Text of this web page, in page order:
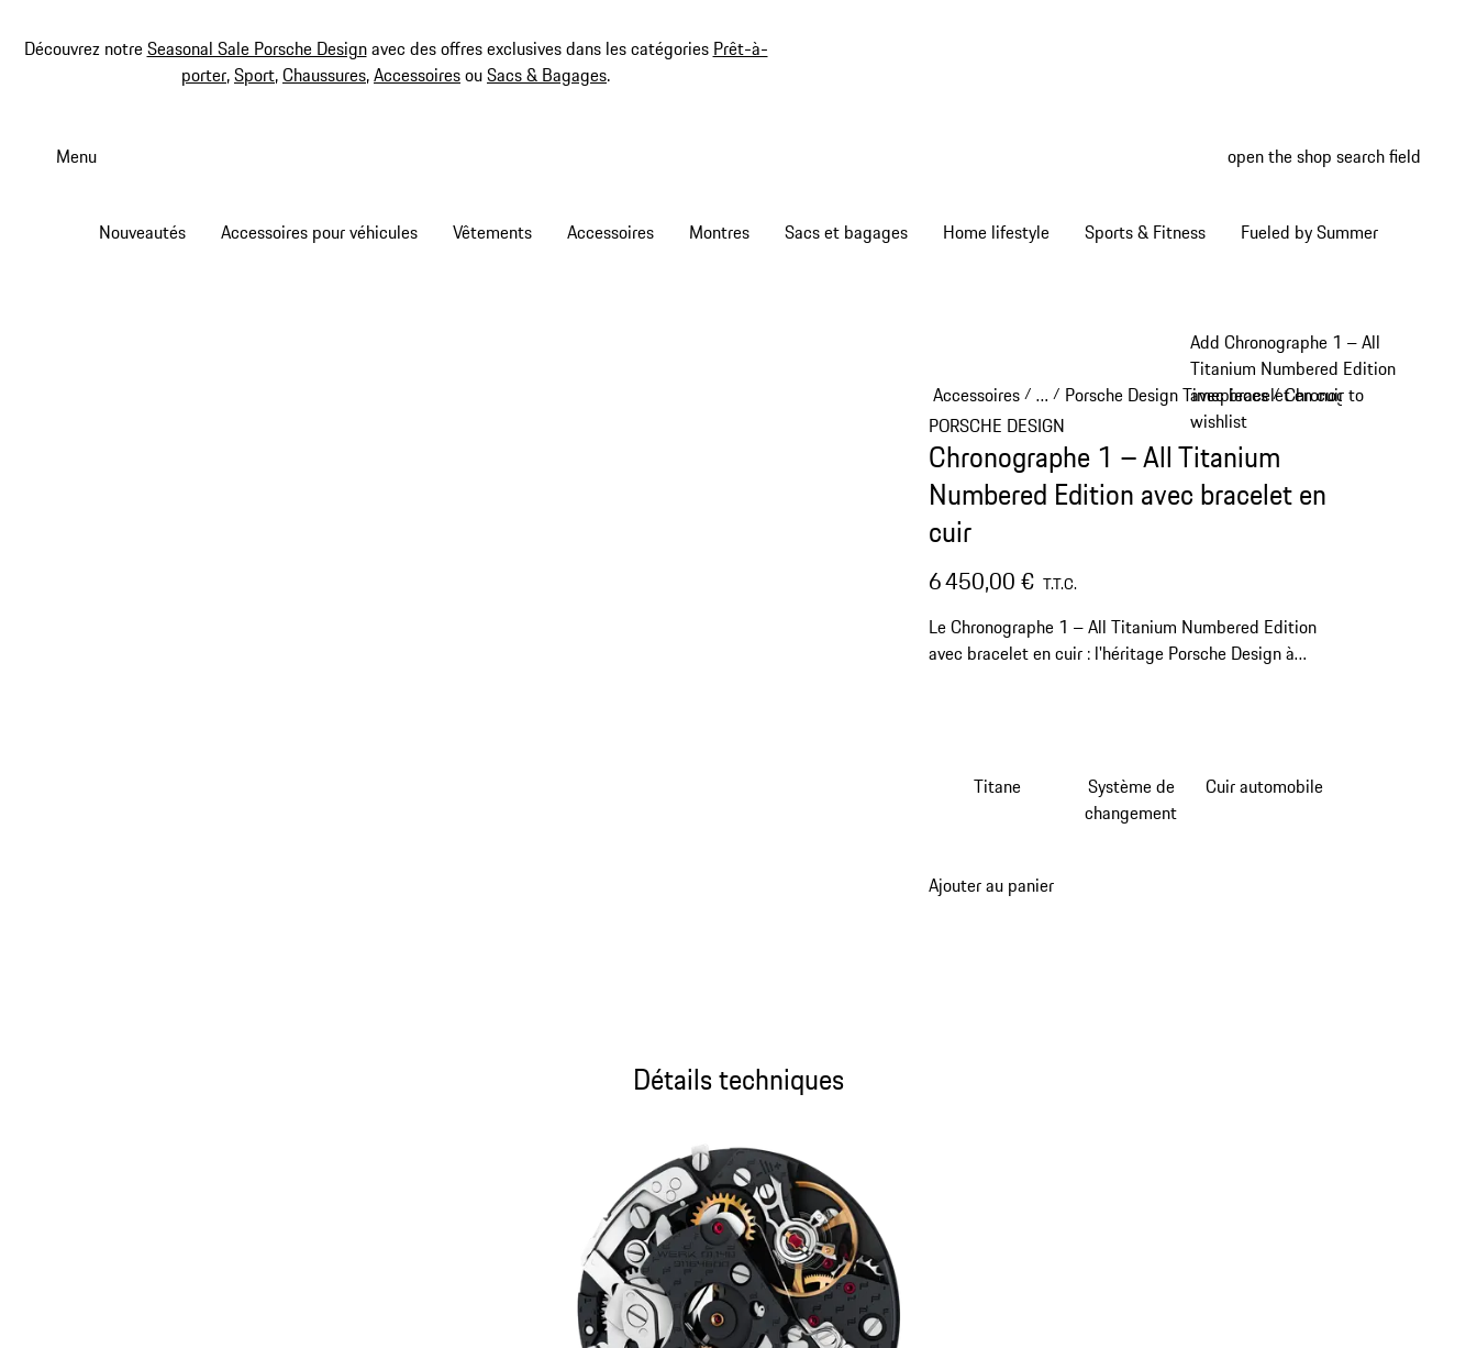
Découvrez notreSeasonal Sale Porsche Designavec des offres exclusives dans les catégories Prêt-à-
porter,Sport,Chaussures,AccessoiresouSacs & Bagages.
Menu open the shop search field
Nouveautés Accessoires pour véhicules Vêtements Accessoires Montres Sacs et bagages Home lifestyle Sports & Fitness Fueled by Summer
Add Chronographe 1 – All
Titanium Numbered Edition
avec bracelet en cuir to
wishlist
Accessoires/ …
Reveal collapsed breadcrumb items
/ Porsche Design Timepieces/Chronographe 1
PORSCHE DESIGN
Chronographe 1 – All Titanium
Numbered Edition avec bracelet en
cuir
6 450,00 € T.T.C.
Le Chronographe 1 – All Titanium Numbered Edition
avec bracelet en cuir : l'héritage Porsche Design à
Titane
Système de
changement
Cuir automobile
Ajouter au panier
Détails techniques